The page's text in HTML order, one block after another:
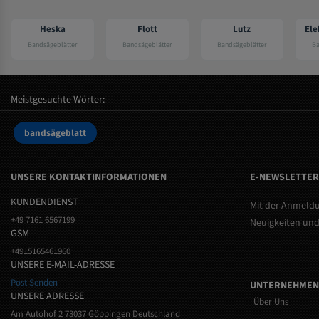
Bandsägeblätter Bandsägeblätter
Elektra beckum
Bandsägeblätter
Meistgesuchte Wörter:
bandsägeblatt
UNSERE KONTAKTINFORMATIONEN
KUNDENDIENST
+49 7161 6567199
GSM
+4915165461960
UNSERE E-MAIL-ADRESSE
Post Senden
UNSERE ADRESSE
Am Autohof 2 73037 Göppingen Deutschland
E-
Mit der
Neuigkeiten
UNTERNEHMEN
Über Uns